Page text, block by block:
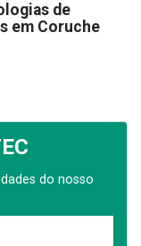
de
em Coruche
do nosso